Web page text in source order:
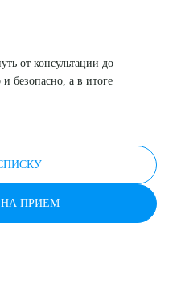
от консультации до
безопасно, а в итоге
НА ПРИЕМ